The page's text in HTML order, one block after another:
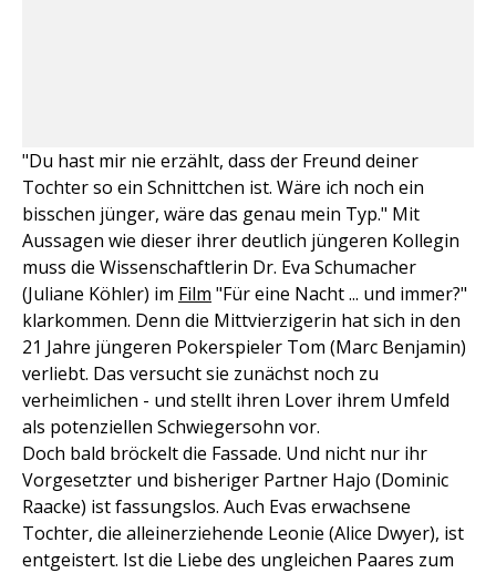
"Du hast mir nie erzählt, dass der Freund deiner
Tochter so ein Schnittchen ist. Wäre ich noch ein
bisschen jünger, wäre das genau mein Typ." Mit
Aussagen wie dieser ihrer deutlich jüngeren Kollegin
muss die Wissenschaftlerin Dr. Eva Schumacher
(Juliane Köhler) im Film "Für eine Nacht ... und immer?"
klarkommen. Denn die Mittvierzigerin hat sich in den
21 Jahre jüngeren Pokerspieler Tom (Marc Benjamin)
verliebt. Das versucht sie zunächst noch zu
verheimlichen - und stellt ihren Lover ihrem Umfeld
als potenziellen Schwiegersohn vor.
Doch bald bröckelt die Fassade. Und nicht nur ihr
Vorgesetzter und bisheriger Partner Hajo (Dominic
Raacke) ist fassungslos. Auch Evas erwachsene
Tochter, die alleinerziehende Leonie (Alice Dwyer), ist
entgeistert. Ist die Liebe des ungleichen Paares zum